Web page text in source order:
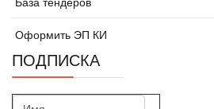
Оформить ЭП КИ
ПОДПИСКА